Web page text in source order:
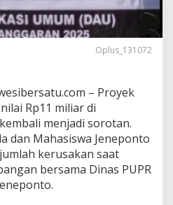
o
n
s
o
r
o
t
,
A
s
Oplus_131072
– Proyek
Rp11 miliar di
menjadi sorotan.
dan Mahasiswa Jeneponto
kerusakan saat
bersama Dinas PUPR